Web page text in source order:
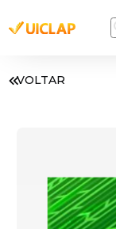
VOLTAR